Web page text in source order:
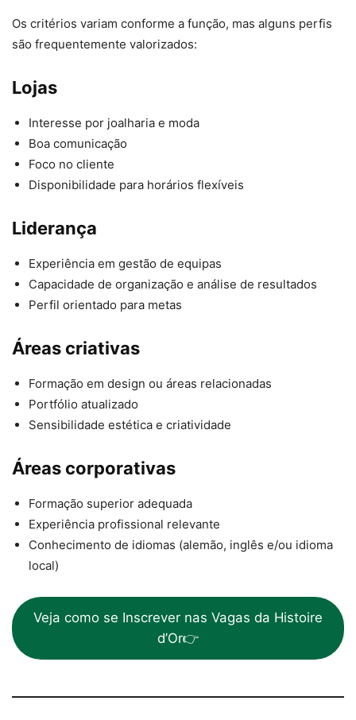
Os critérios variam conforme a função, mas alguns perfis
são frequentemente valorizados:
Lojas
Interesse por joalharia e moda
Boa comunicação
Foco no cliente
Disponibilidade para horários flexíveis
Liderança
Experiência em gestão de equipas
Capacidade de organização e análise de resultados
Perfil orientado para metas
Áreas criativas
Formação em design ou áreas relacionadas
Portfólio atualizado
Sensibilidade estética e criatividade
Áreas corporativas
Formação superior adequada
Experiência profissional relevante
Conhecimento de idiomas (alemão, inglês e/ou idioma
local)
Veja como se Inscrever nas Vagas da Histoire
d’Or👉